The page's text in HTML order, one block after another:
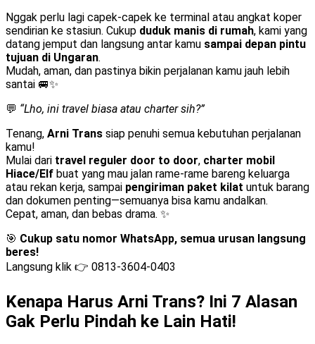
Nggak perlu lagi capek-capek ke terminal atau angkat koper
sendirian ke stasiun. Cukup duduk manis di rumah, kami yang
datang jemput dan langsung antar kamu sampai depan pintu
tujuan di Ungaran.
Mudah, aman, dan pastinya bikin perjalanan kamu jauh lebih
santai 🚐✨
💬 “Lho, ini travel biasa atau charter sih?”
Tenang, Arni Trans siap penuhi semua kebutuhan perjalanan
kamu!
Mulai dari travel reguler door to door, charter mobil
Hiace/Elf buat yang mau jalan rame-rame bareng keluarga
atau rekan kerja, sampai pengiriman paket kilat untuk barang
dan dokumen penting—semuanya bisa kamu andalkan.
Cepat, aman, dan bebas drama. ✨
🎯 Cukup satu nomor WhatsApp, semua urusan langsung
beres!
Langsung klik 👉 0813-3604-0403
Kenapa Harus Arni Trans? Ini 7 Alasan
Gak Perlu Pindah ke Lain Hati!